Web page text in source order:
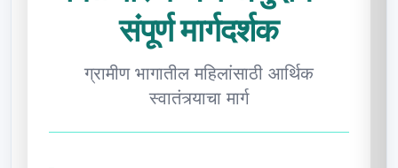
संपूर्ण मार्गदर्शक
ग्रामीण भागातील महिलांसाठी आर्थिक
स्वातंत्र्याचा मार्ग